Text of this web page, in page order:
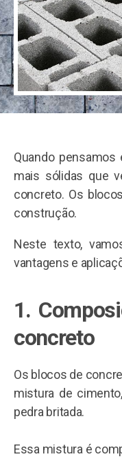
Quando
mais sólidas que
concreto. Os
construção.
Neste texto,
vantagens e
1.
concreto
Os blocos de
mistura de
pedra britada.
Essa mistura é